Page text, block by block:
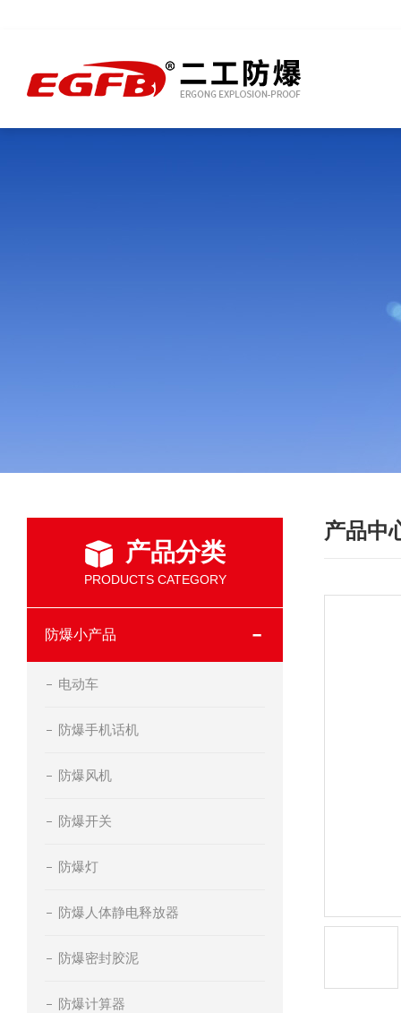
产品分类
PRODUCTS CATEGORY
防爆小产品
电动车
防爆手机话机
防爆风机
防爆开关
防爆灯
防爆人体静电释放器
防爆密封胶泥
防爆计算器
产品中